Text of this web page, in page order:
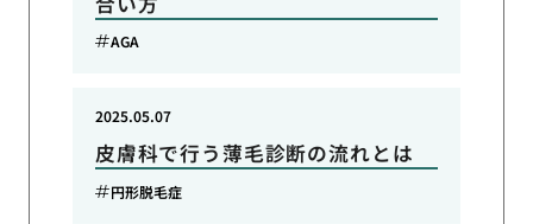
AGA
皮膚科で行う薄毛診断の流れとは
2025.05.07
円形脱毛症